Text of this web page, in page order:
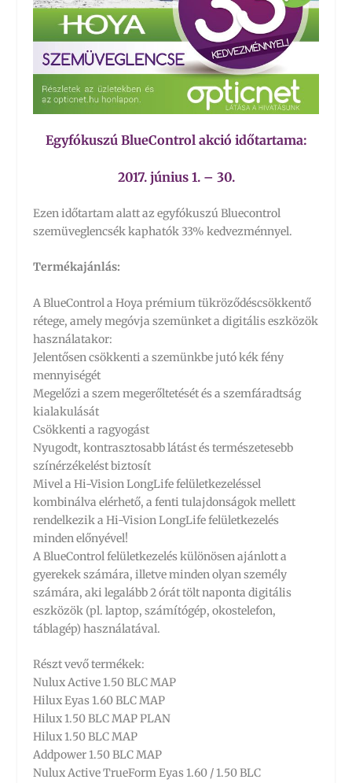
Egyfókuszú BlueControl akció időtartama:
2017. június 1. – 30.
Ezen időtartam alatt az egyfókuszú Bluecontrol
szemüveglencsék kaphatók 33% kedvezménnyel.
Termékajánlás:
A BlueControl a Hoya prémium tükröződéscsökkentő
rétege, amely megóvja szemünket a digitális eszközök
használatakor:
Jelentősen csökkenti a szemünkbe jutó kék fény
mennyiségét
Megelőzi a szem megerőltetését és a szemfáradtság
kialakulását
Csökkenti a ragyogást
Nyugodt, kontrasztosabb látást és természetesebb
színérzékelést biztosít
Mivel a Hi-Vision LongLife felületkezeléssel
kombinálva elérhető, a fenti tulajdonságok mellett
rendelkezik a Hi-Vision LongLife felületkezelés
minden előnyével!
A BlueControl felületkezelés különösen ajánlott a
gyerekek számára, illetve minden olyan személy
számára, aki legalább 2 órát tölt naponta digitális
eszközök (pl. laptop, számítógép, okostelefon,
táblagép) használatával.
Részt vevő termékek:
Nulux Active 1.50 BLC MAP
Hilux Eyas 1.60 BLC MAP
Hilux 1.50 BLC MAP PLAN
Hilux 1.50 BLC MAP
Addpower 1.50 BLC MAP
Nulux Active TrueForm Eyas 1.60 / 1.50 BLC